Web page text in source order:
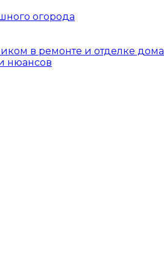
огорода
в ремонте и отделке дома
нюансов